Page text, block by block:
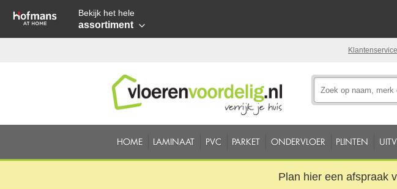
Bekijk het hele
assortiment
HOME LAMINAAT PVC PARKET ONDERVLOER PLINTEN
Plan hier een afspraak